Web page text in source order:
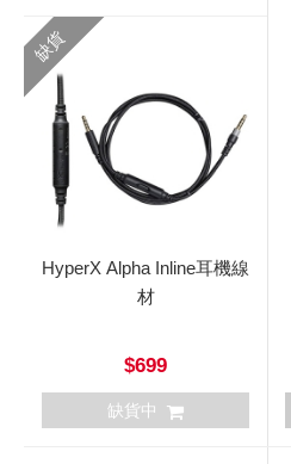
缺貨
HyperX Alpha Inline耳機線
材
$699
缺貨中